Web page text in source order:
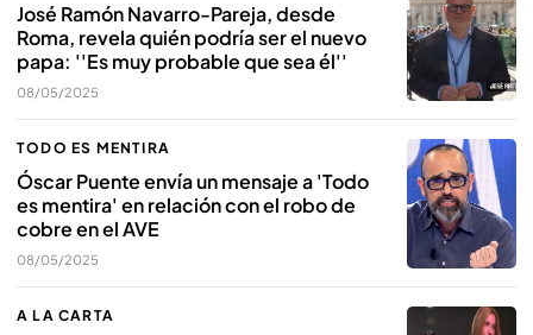
José Ramón Navarro-Pareja, desde
Roma, revela quién podría ser el nuevo
papa: ''Es muy probable que sea él''
08/05/2025
TODO ES MENTIRA
Óscar Puente envía un mensaje a 'Todo
es mentira' en relación con el robo de
cobre en el AVE
08/05/2025
A LA CARTA